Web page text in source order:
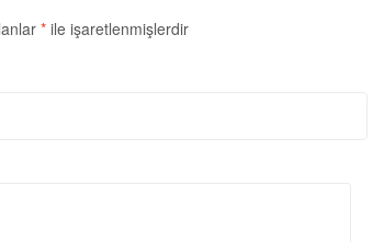
*ile işaretlenmişlerdir